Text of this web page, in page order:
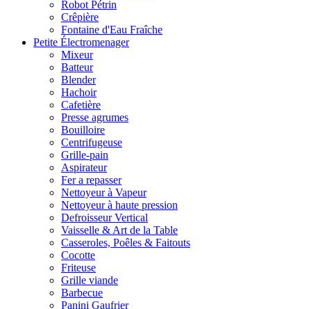
Robot Pétrin
Crêpière
Fontaine d'Eau Fraîche
Petite Électromenager
Mixeur
Batteur
Blender
Hachoir
Cafetière
Presse agrumes
Bouilloire
Centrifugeuse
Grille-pain
Aspirateur
Fer a repasser
Nettoyeur à Vapeur
Nettoyeur à haute pression
Defroisseur Vertical
Vaisselle & Art de la Table
Casseroles, Poêles & Faitouts
Cocotte
Friteuse
Grille viande
Barbecue
Panini Gaufrier